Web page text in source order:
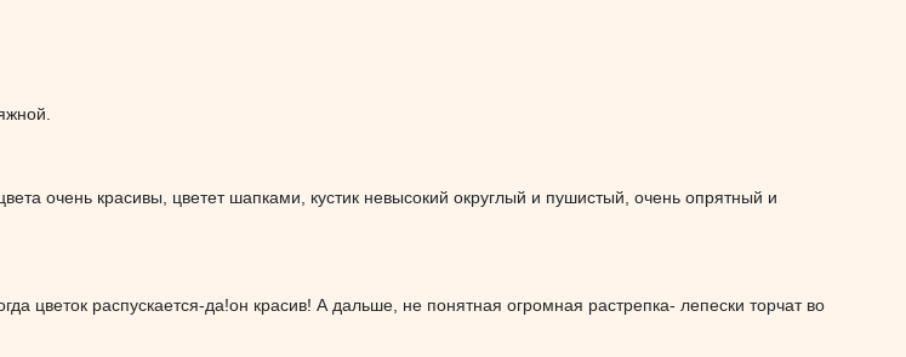
очень красивы, цветет шапками, кустик невысокий округлый и пушистый, очень опрятный и
цветок распускается-да!он красив! А дальше, не понятная огромная растрепка- лепески торчат во